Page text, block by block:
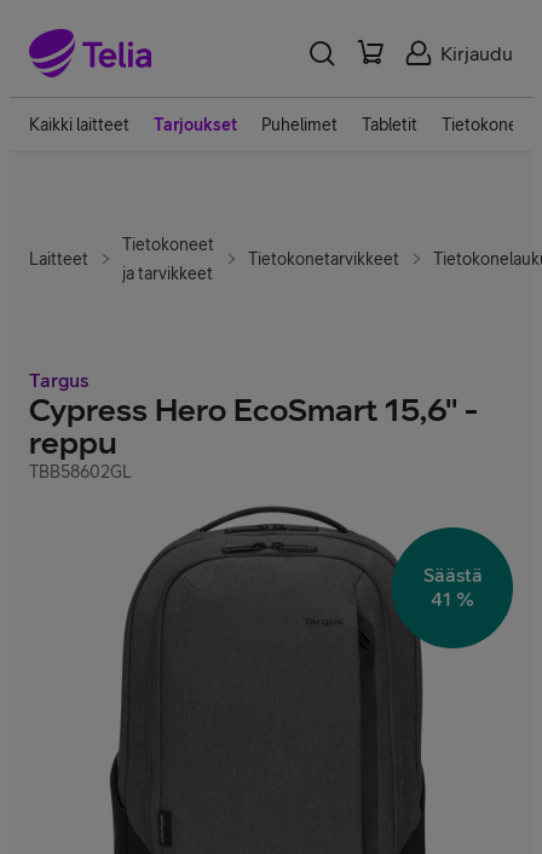
Kirjaudu
Kaikki laitteet Tarjoukset Puhelimet Tabletit Tietokoneet
Laitteet
Tietokoneet
ja tarvikkeet
Tietokonetarvikkeet
Säästä
41 %
Targus
Cypress Hero EcoSmart 15,6" -
reppu
TBB58602GL